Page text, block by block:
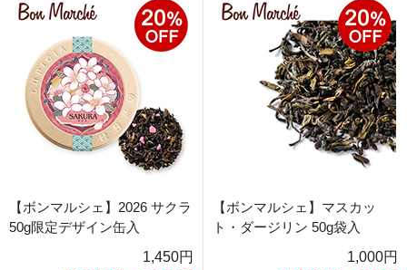
【ボンマルシェ】2026 サクラ
50g限定デザイン缶入
1,450円
【ボンマルシェ】マスカッ
ト・ダージリン 50g袋入
1,000円